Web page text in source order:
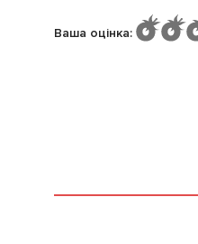
Ваша оцінка: